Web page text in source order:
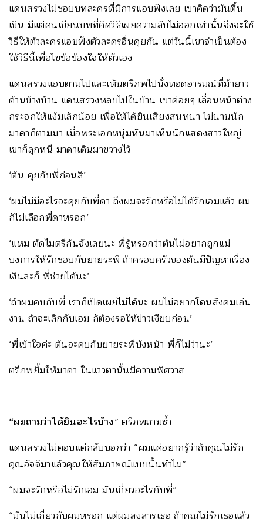
แดนสรวงไม่ชอบบทละครที่มีการแอบฟังเลย เขาคิดว่ามันตื้น
เขิน มีแต่คนเขียนบทที่คิดวิธีเผยความลับไม่ออกเท่านั้นจึงจะใช้
วิธีให้ตัวละครแอบฟังตัวละครอื่นคุยกัน แต่วันนี้เขาจำเป็นต้อง
ใช้วิธีนี้เพื่อไขข้อข้องใจให้ตัวเอง
แดนสรวงแอบตามไปและเห็นตรีภพไปนั่งทอดอารมณ์ที่ม้ายาว
ด้านข้างบ้าน แดนสรวงหลบไปในบ้าน เขาค่อยๆ เลื่อนหน้าต่าง
กระจกให้แง้มเล็กน้อย เพื่อให้ได้ยินเสียงสนทนา ไม่นานนัก
มาดาก็ตามมา เมื่อพระเอกหนุ่มหันมาเห็นนักแสดงสาวใหญ่
เขาก็ลุกหนี มาดาเดินมาขวางไว้
‘ต้น คุยกับพี่ก่อนสิ’
‘ผมไม่มีอะไรจะคุยกับพี่ดา ถึงผมจะรักหรือไม่ได้รักเอมแล้ว ผม
ก็ไม่เลือกพี่ดาหรอก’
‘แหม ตัดไมตรีกันจังเลยนะ พี่รู้หรอกว่าต้นไม่อยากถูกแม่
บงการให้รักชอบกับยายระพี ถ้าครอบครัวของต้นมีปัญหาเรื่อง
เงินละก็ พี่ช่วยได้นะ’
‘ถ้าผมคบกับพี่ เราก็เปิดเผยไม่ได้นะ ผมไม่อยากโดนสังคมเล่น
งาน ถ้าจะเลิกกับเอม ก็ต้องรอให้ข่าวเงียบก่อน’
‘พี่เข้าใจค่ะ ต้นจะคบกับยายระพีบังหน้า พี่ก็ไม่ว่านะ’
ตรีภพยิ้มให้มาดา ในแววตานั้นมีความพิศวาส
“ผมถามว่าได้ยินอะไรบ้าง” ตรีภพถามซ้ำ
แดนสรวงไม่ตอบแต่กลับบอกว่า “ผมแค่อยากรู้ว่าถ้าคุณไม่รัก
คุณอัจจิมาแล้วคุณให้สัมภาษณ์แบบนั้นทำไม”
“ผมจะรักหรือไม่รักเอม มันเกี่ยวอะไรกับพี่”
“มันไม่เกี่ยวกับผมหรอก แต่ผมสงสารเธอ ถ้าคุณไม่รักเธอแล้ว